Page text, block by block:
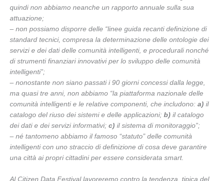
quindi non abbiamo neanche un rapporto annuale sulla sua
attuazione;
– non possiamo disporre delle “linee guida recanti definizione di
standard tecnici, compresa la determinazione delle ontologie dei
servizi e dei dati delle comunità intelligenti, e procedurali nonché
di strumenti finanziari innovativi per lo sviluppo delle comunità
intelligenti”;
– nonostante non siano passati i 90 giorni concessi dalla legge,
ma quasi tre anni, non abbiamo “la piattaforma nazionale delle
comunità intelligenti e le relative componenti, che includono: a) il
catalogo del riuso dei sistemi e delle applicazioni; b) il catalogo
dei dati e dei servizi informativi; c) il sistema di monitoraggio”;
– né tantomeno abbiamo il famoso “statuto” delle comunità
intelligenti con uno straccio di definizione di cosa deve garantire
una città ai propri cittadini per essere considerata smart.
Al Citizen Data Festival lavoreremo contro la tendenza, tipica del